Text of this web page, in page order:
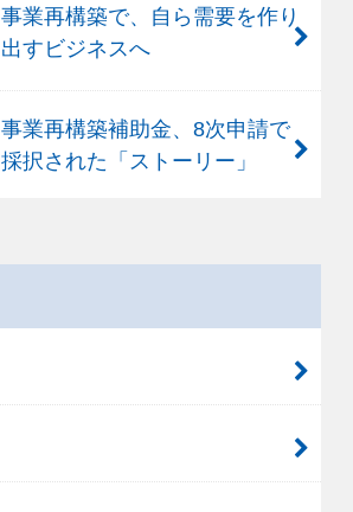
事業再構築で、自ら需要を作り
出すビジネスへ
事業再構築補助金、8次申請で
採択された「ストーリー」